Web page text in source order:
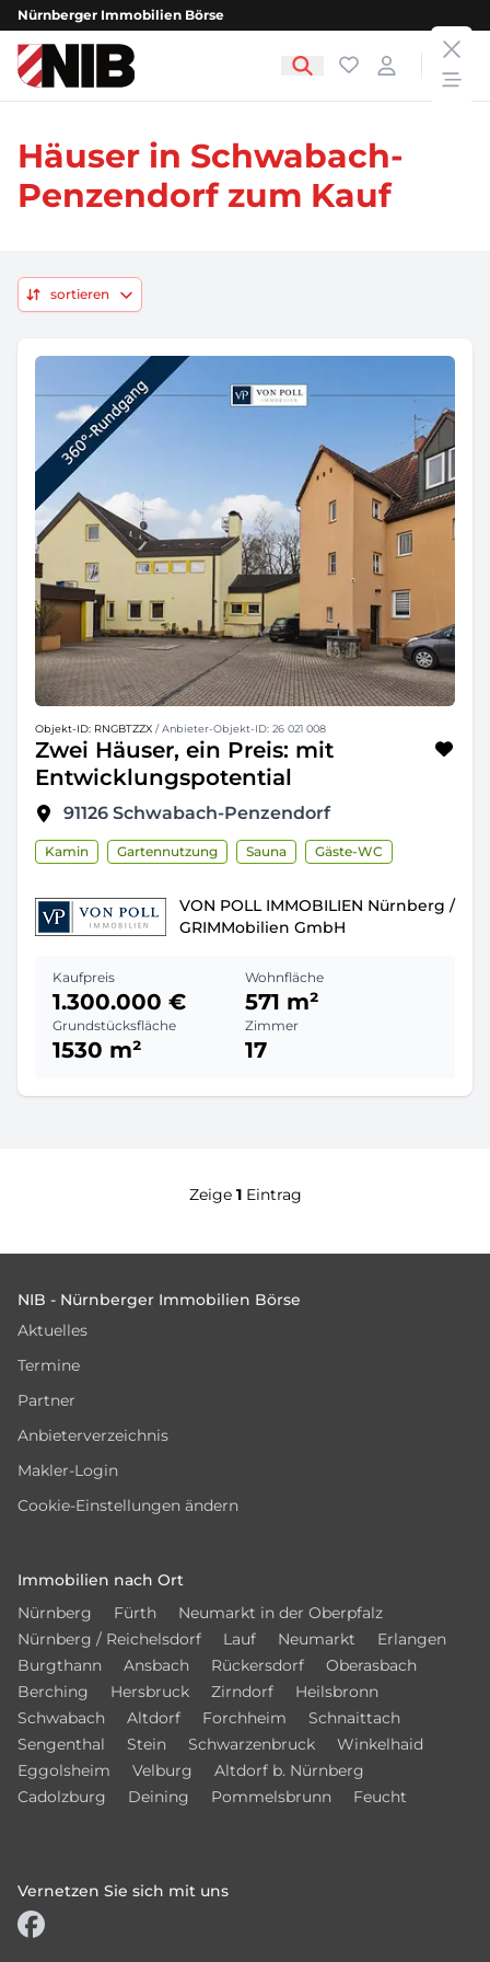
Nürnberger Immobilien Börse
NIB - Nürnberger Immobilien Börse Favoriten
Login
Häuser in Schwabach-
Penzendorf zum Kauf
sortieren
Objekt-ID: RNGBTZZX / Anbieter-Objekt-ID: 26 021 008
Zwei Häuser, ein Preis: mit
Entwicklungspotential
91126 Schwabach-Penzendorf
Kamin Gartennutzung Sauna Gäste-WC
VON POLL IMMOBILIEN Nürnberg /
GRIMMobilien GmbH
Kaufpreis
1.300.000 €
Wohnfläche
571 m²
Grundstücksfläche
1530 m²
Zimmer
17
Zeige 1Eintrag
NIB - Nürnberger Immobilien Börse
Aktuelles
Termine
Partner
Anbieterverzeichnis
Makler-Login
Cookie-Einstellungen ändern
Immobilien nach Ort
Nürnberg
Fürth
Neumarkt in der Oberpfalz
Nürnberg / Reichelsdorf
Lauf Neumarkt
Erlangen
Burgthann
Ansbach Rückersdorf
Oberasbach
Berching
Hersbruck Zirndorf
Heilsbronn
Schwabach
Altdorf Forchheim
Schnaittach
Sengenthal
Stein Schwarzenbruck
Winkelhaid
Eggolsheim
Velburg
Altdorf b. Nürnberg
Cadolzburg
Deining Pommelsbrunn Feucht
Vernetzen Sie sich mit uns